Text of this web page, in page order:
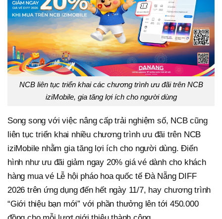
NCB liên tục triển khai các chương trình ưu đãi trên NCB
iziMobile, gia tăng lợi ích cho người dùng
Song song với việc nâng cấp trải nghiệm số, NCB cũng
liên tục triển khai nhiều chương trình ưu đãi trên NCB
iziMobile nhằm gia tăng lợi ích cho người dùng. Điển
hình như ưu đãi giảm ngay 20% giá vé dành cho khách
hàng mua vé Lễ hội pháo hoa quốc tế Đà Nẵng DIFF
2026 trên ứng dụng đến hết ngày 11/7, hay chương trình
“Giới thiệu bạn mới” với phần thưởng lên tới 450.000